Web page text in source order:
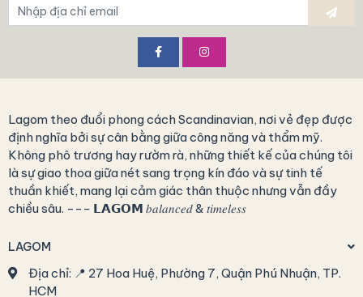
Lagom theo đuổi phong cách Scandinavian, nơi vẻ đẹp được
định nghĩa bởi sự cân bằng giữa công năng và thẩm mỹ.
Không phô trương hay rườm rà, những thiết kế của chúng tôi
là sự giao thoa giữa nét sang trọng kín đáo và sự tinh tế
thuần khiết, mang lại cảm giác thân thuộc nhưng vẫn đầy
chiều sâu. --- 𝗟𝗔𝗚𝗢𝗠 𝑏𝑎𝑙𝑎𝑛𝑐𝑒𝑑 & 𝑡𝑖𝑚𝑒𝑙𝑒𝑠𝑠
LAGOM
Địa chỉ: 📍 27 Hoa Huệ, Phường 7, Quận Phú Nhuận, TP.
HCM